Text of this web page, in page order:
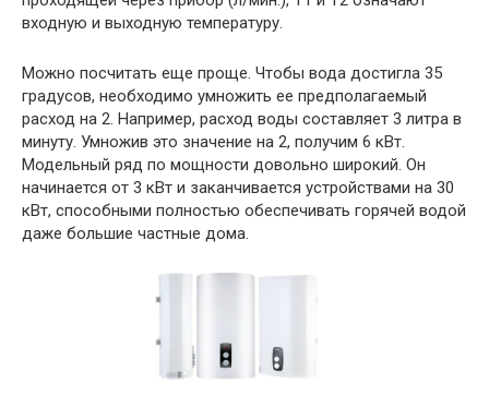
входную и выходную температуру.
Можно посчитать еще проще. Чтобы вода достигла 35
градусов, необходимо умножить ее предполагаемый
расход на 2. Например, расход воды составляет 3 литра в
минуту. Умножив это значение на 2, получим 6 кВт.
Модельный ряд по мощности довольно широкий. Он
начинается от 3 кВт и заканчивается устройствами на 30
кВт, способными полностью обеспечивать горячей водой
даже большие частные дома.